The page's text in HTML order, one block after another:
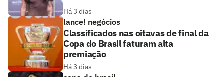
Há 3 dias
lance! negócios
Classificados nas oitavas de final da
Copa do Brasil faturam alta
premiação
Há 3 dias